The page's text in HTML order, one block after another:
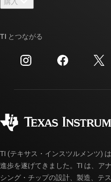
イベント
投資家向け情報
TI E2E™ 設計サポート・フォ
クロスリファレンス検索
カスタマー・サポート・セン
myTI アカウントの FAQ
ご注文に関する FAQ
TI とつながる
TI (テキサス・インスツルメンツ)
進歩を遂げてきました。TI は、ア
シング・チップの設計、製造、テ